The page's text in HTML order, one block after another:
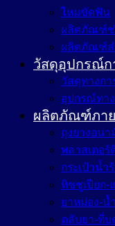
ไหมขัดฟัน
ผลิตภัณฑ์ช่
ผลิตภัณฑ์ส
วัสดุอุปกรณ์ก
วัสดุทางกา
อุปกรณ์ทา
ผลิตภัณฑ์ภา
ถุงยางอน
พลาสเตอร์
กระเป๋าน้ำ
ทิชชูเปียก-
ยาหม่อง-น้
ตลับยา-ที่บ